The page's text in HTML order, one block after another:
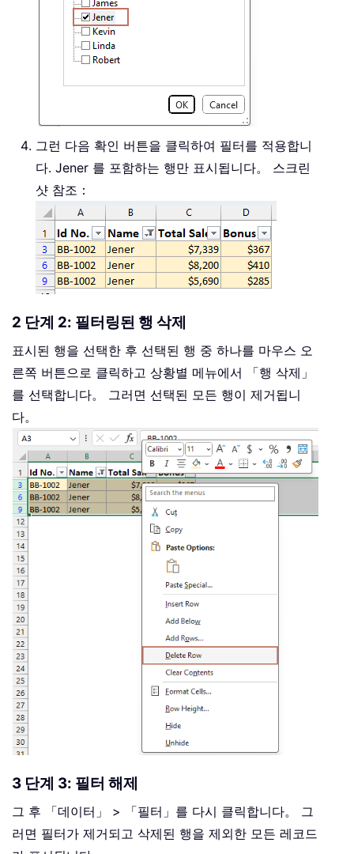
그런 다음 확인 버튼을 클릭하여 필터를 적용합니
다. Jener 를 포함하는 행만 표시됩니다。 스크린
샷 참조：
2 단계 2: 필터링된 행 삭제
표시된 행을 선택한 후 선택된 행 중 하나를 마우스 오
른쪽 버튼으로 클릭하고 상황별 메뉴에서 「행 삭제」
를 선택합니다。 그러면 선택된 모든 행이 제거됩니
다。
3 단계 3: 필터 해제
그 후 「데이터」 > 「필터」를 다시 클릭합니다。 그
러면 필터가 제거되고 삭제된 행을 제외한 모든 레코드